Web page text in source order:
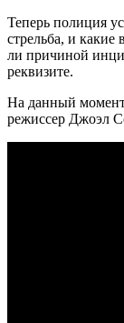
Теперь полиция
стрельба, и
ли причиной
реквизите.
На данный
режиссер Джоэл